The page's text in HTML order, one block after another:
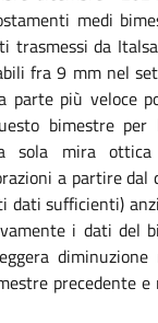
medi
trasmessi da
fra 9 mm nel
parte più veloce
bimestre per
sola mira
a partire dal
dati sufficienti)
i dati del
precedente